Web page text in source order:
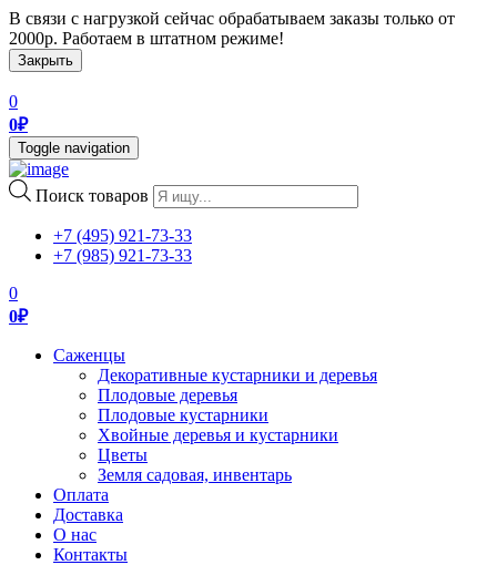
В связи с нагрузкой сейчас обрабатываем заказы только от
2000р. Работаем в штатном режиме!
Закрыть
0
0₽
Toggle navigation
Поиск товаров
+7 (495) 921-73-33
+7 (985) 921-73-33
0
0₽
Саженцы
Декоративные кустарники и деревья
Плодовые деревья
Плодовые кустарники
Хвойные деревья и кустарники
Цветы
Земля садовая, инвентарь
Оплата
Доставка
О нас
Контакты